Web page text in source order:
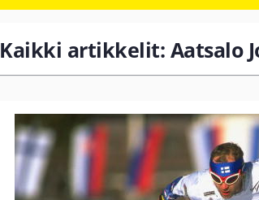
Kaikki artikkelit: Aatsalo